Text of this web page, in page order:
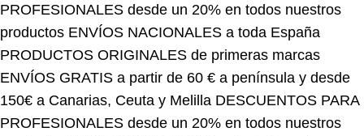
productosENVÍOS NACIONALES a toda España
PRODUCTOS ORIGINALES de primeras marcas
ENVÍOS GRATIS a partir de 60 € a península y desde
150€ a Canarias, Ceuta y MelillaDESCUENTOS PARA
PROFESIONALES desde un 20% en todos nuestros
productosENVÍOS NACIONALES a toda España